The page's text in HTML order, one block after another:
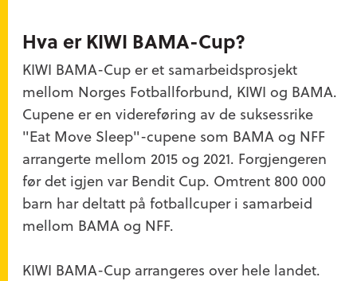
Hva er KIWI BAMA-Cup?
KIWI BAMA-Cup er et samarbeidsprosjekt
mellom Norges Fotballforbund, KIWI og BAMA.
Cupene er en videreføring av de suksessrike
"Eat Move Sleep"-cupene som BAMA og NFF
arrangerte mellom 2015 og 2021. Forgjengeren
før det igjen var Bendit Cup. Omtrent 800 000
barn har deltatt på fotballcuperi samarbeid
mellom BAMA og NFF.
KIWI BAMA-Cup arrangeres over hele landet.